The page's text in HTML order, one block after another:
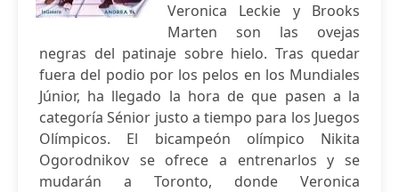
Veronica Leckie y Brooks
Marten son las ovejas
negras del patinaje sobre hielo. Tras quedar
fuera del podio por los pelos en los Mundiales
Júnior, ha llegado la hora de que pasen a la
categoría Sénior justo a tiempo para los Juegos
Olímpicos. El bicampeón olímpico Nikita
Ogorodnikov se ofrece a entrenarlos y se
mudarán a Toronto, donde Veronica